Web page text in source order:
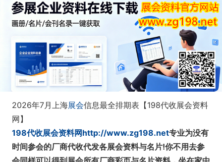
2026年7月上海展会信息最全排期表【198代收展会资料
网】
198代收展会资料网http://www.zg198.net专业为没有
时间参会的厂商代收代发各展会资料与名片!你不用去参